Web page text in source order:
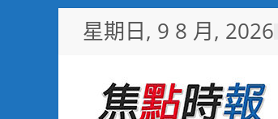
星期日, 9 8 月, 2026